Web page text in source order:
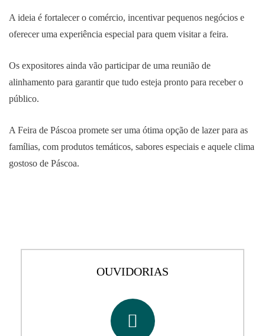
A ideia é fortalecer o comércio, incentivar pequenos negócios e
oferecer uma experiência especial para quem visitar a feira.
Os expositores ainda vão participar de uma reunião de
alinhamento para garantir que tudo esteja pronto para receber o
público.
A Feira de Páscoa promete ser uma ótima opção de lazer para as
famílias, com produtos temáticos, sabores especiais e aquele clima
gostoso de Páscoa.
OUVIDORIAS